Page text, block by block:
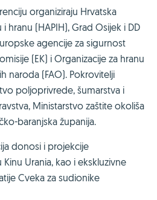
organiziraju Hrvatska
hranu (HAPIH), Grad Osijek i DD
agencije za sigurnost
(EK) i Organizacije za hranu
naroda (FAO). Pokrovitelji
poljoprivrede, šumarstva i
Ministarstvo zaštite okoliša
baranjska županija.
donosi i projekcije
Urania, kao i ekskluzivne
Cveka za sudionike